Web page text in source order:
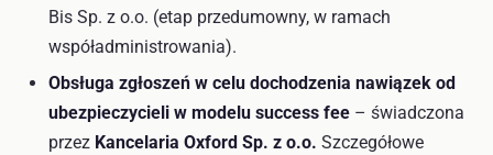
Bis Sp. z o.o. (etap przedumowny, w ramach
współadministrowania).
Obsługa zgłoszeń w celu dochodzenia nawiązek od
ubezpieczycieli w modelu success fee – świadczona
przez Kancelaria Oxford Sp. z o.o. Szczegółowe